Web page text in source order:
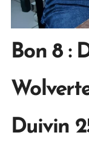
Bon 8:
Duivin